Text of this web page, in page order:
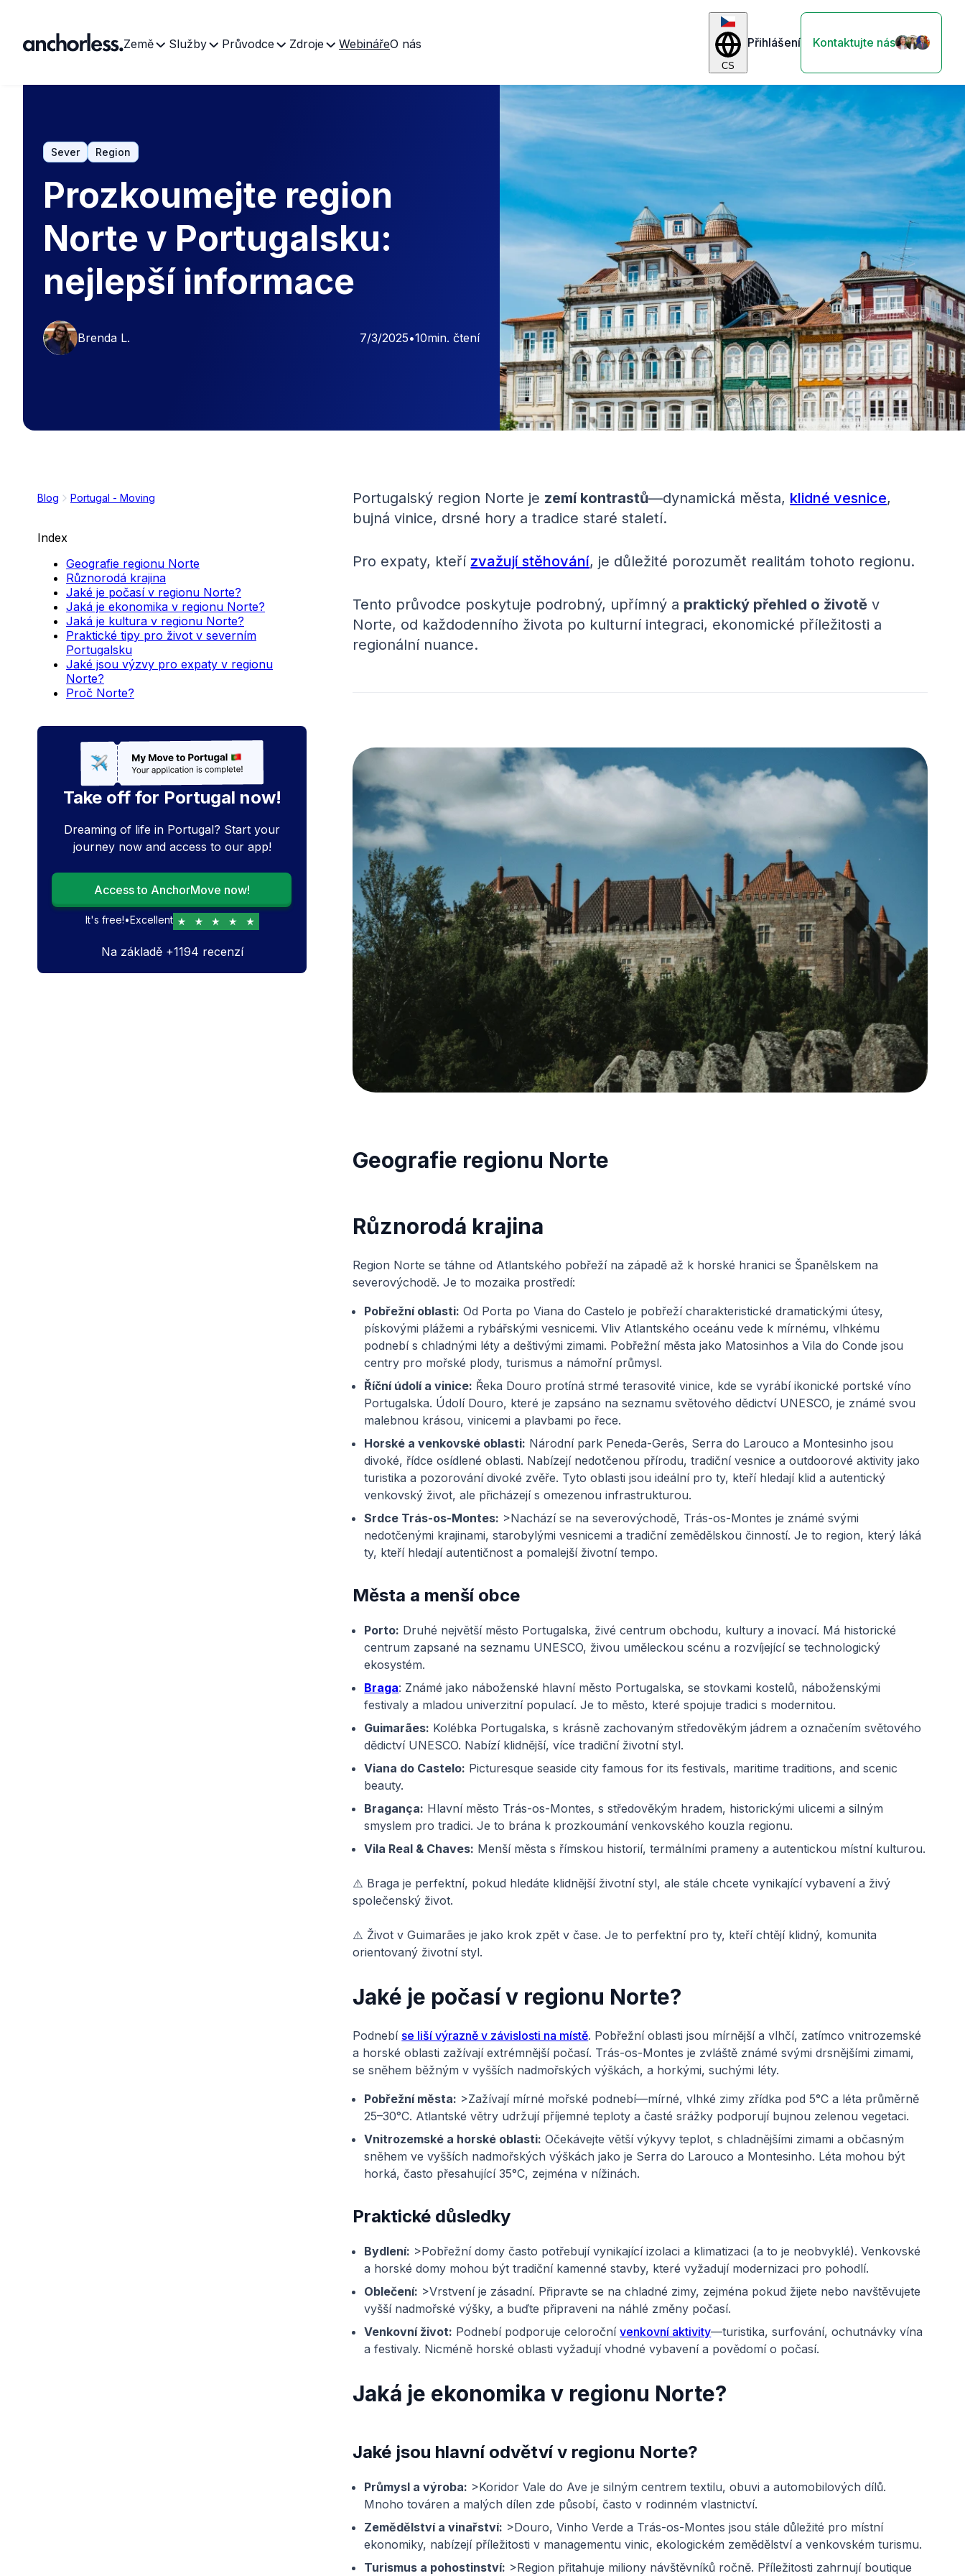
Země Služby Průvodce Zdroje WebinářeO nás
CS
Přihlášení Kontaktujte nás
Sever Region
Prozkoumejte region
Norte v Portugalsku:
nejlepší informace
Brenda L. 7/3/2025•10min. čtení
Blog Portugal - Moving
Index
Geografie regionu Norte
Různorodá krajina
Jaké je počasí v regionu Norte?
Jaká je ekonomika v regionu Norte?
Jaká je kultura v regionu Norte?
Praktické tipy pro život v severním
Portugalsku
Jaké jsou výzvy pro expaty v regionu
Norte?
Proč Norte?
Take off for Portugal now!
Dreaming of life in Portugal? Start your
journey now and access to our app!
Access to AnchorMove now!
It's free!•Excellent
Na základě+1194 recenzí
Portugalský region Norte je zemí kontrastů—dynamická města, klidné vesnice,
bujná vinice, drsné hory a tradice staré staletí.
Pro expaty, kteří zvažují stěhování, je důležité porozumět realitám tohoto regionu.
Tento průvodce poskytuje podrobný, upřímný a praktický přehled o životě v
Norte, od každodenního života po kulturní integraci, ekonomické příležitosti a
regionální nuance.
Geografie regionu Norte
Různorodá krajina
Region Norte se táhne od Atlantského pobřeží na západě až k horské hranici se Španělskem na
severovýchodě. Je to mozaika prostředí:
Pobřežní oblasti: Od Porta po Viana do Castelo je pobřeží charakteristické dramatickými útesy,
pískovými plážemi a rybářskými vesnicemi. Vliv Atlantského oceánu vede k mírnému, vlhkému
podnebí s chladnými léty a deštivými zimami. Pobřežní města jako Matosinhos a Vila do Conde jsou
centry pro mořské plody, turismus a námořní průmysl.
Říční údolí a vinice: Řeka Douro protíná strmé terasovité vinice, kde se vyrábí ikonické portské víno
Portugalska. Údolí Douro, které je zapsáno na seznamu světového dědictví UNESCO, je známé svou
malebnou krásou, vinicemi a plavbami po řece.
Horské a venkovské oblasti: Národní park Peneda-Gerês, Serra do Larouco a Montesinho jsou
divoké, řídce osídlené oblasti. Nabízejí nedotčenou přírodu, tradiční vesnice a outdoorové aktivity jako
turistika a pozorování divoké zvěře. Tyto oblasti jsou ideální pro ty, kteří hledají klid a autentický
venkovský život, ale přicházejí s omezenou infrastrukturou.
Srdce Trás-os-Montes: >Nachází se na severovýchodě, Trás-os-Montes je známé svými
nedotčenými krajinami, starobylými vesnicemi a tradiční zemědělskou činností. Je to region, který láká
ty, kteří hledají autentičnost a pomalejší životní tempo.
Města a menší obce
Porto: Druhé největší město Portugalska, živé centrum obchodu, kultury a inovací. Má historické
centrum zapsané na seznamu UNESCO, živou uměleckou scénu a rozvíjející se technologický
ekosystém.
Braga: Známé jako náboženské hlavní město Portugalska, se stovkami kostelů, náboženskými
festivaly a mladou univerzitní populací. Je to město, které spojuje tradici s modernitou.
Guimarães: Kolébka Portugalska, s krásně zachovaným středověkým jádrem a označením světového
dědictví UNESCO. Nabízí klidnější, více tradiční životní styl.
Viana do Castelo: Picturesque seaside city famous for its festivals, maritime traditions, and scenic
beauty.
Bragança: Hlavní město Trás-os-Montes, s středověkým hradem, historickými ulicemi a silným
smyslem pro tradici. Je to brána k prozkoumání venkovského kouzla regionu.
Vila Real & Chaves: Menší města s římskou historií, termálními prameny a autentickou místní kulturou.
⚠️ Braga je perfektní, pokud hledáte klidnější životní styl, ale stále chcete vynikající vybavení a živý
společenský život.
⚠️ Život v Guimarães je jako krok zpět v čase. Je to perfektní pro ty, kteří chtějí klidný, komunita
orientovaný životní styl.
Jaké je počasí v regionu Norte?
Podnebí se liší výrazně v závislosti na místě. Pobřežní oblasti jsou mírnější a vlhčí, zatímco vnitrozemské
a horské oblasti zažívají extrémnější počasí. Trás-os-Montes je zvláště známé svými drsnějšími zimami,
se sněhem běžným v vyšších nadmořských výškách, a horkými, suchými léty.
Pobřežní města: >Zažívají mírné mořské podnebí—mírné, vlhké zimy zřídka pod 5°C a léta průměrně
25–30°C. Atlantské větry udržují příjemné teploty a časté srážky podporují bujnou zelenou vegetaci.
Vnitrozemské a horské oblasti: Očekávejte větší výkyvy teplot, s chladnějšími zimami a občasným
sněhem ve vyšších nadmořských výškách jako je Serra do Larouco a Montesinho. Léta mohou být
horká, často přesahující 35°C, zejména v nížinách.
Praktické důsledky
Bydlení: >Pobřežní domy často potřebují vynikající izolaci a klimatizaci (a to je neobvyklé). Venkovské
a horské domy mohou být tradiční kamenné stavby, které vyžadují modernizaci pro pohodlí.
Oblečení: >Vrstvení je zásadní. Připravte se na chladné zimy, zejména pokud žijete nebo navštěvujete
vyšší nadmořské výšky, a buďte připraveni na náhlé změny počasí.
Venkovní život: Podnebí podporuje celoročnívenkovní aktivity—turistika, surfování, ochutnávky vína
a festivaly. Nicméně horské oblasti vyžadují vhodné vybavení a povědomí o počasí.
Jaká je ekonomika v regionu Norte?
Jaké jsou hlavní odvětví v regionu Norte?
Průmysl a výroba: >Koridor Vale do Ave je silným centrem textilu, obuvi a automobilových dílů.
Mnoho továren a malých dílen zde působí, často v rodinném vlastnictví.
Zemědělství a vinařství: >Douro, Vinho Verde a Trás-os-Montes jsou stále důležité pro místní
ekonomiky, nabízejí příležitosti v managementu vinic, ekologickém zemědělství a venkovském turismu.
Turismus a pohostinství: >Region přitahuje miliony návštěvníků ročně. Příležitosti zahrnují boutique